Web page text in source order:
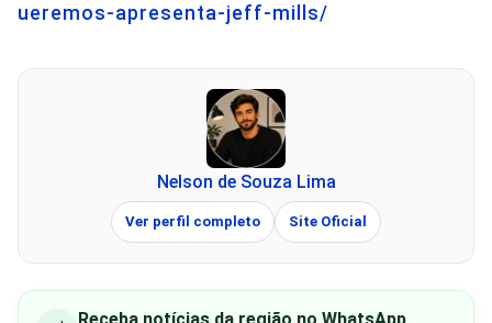
ueremos-apresenta-jeff-mills/
Nelson de Souza Lima
Ver perfil completo Site Oficial